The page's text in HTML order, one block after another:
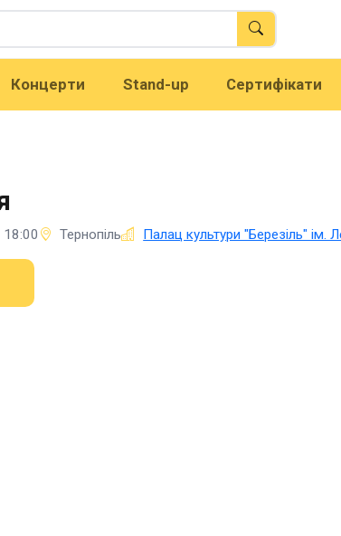
Концерти Stand-up Сертифікати
18:00 Тернопіль Палац культури "Березіль" ім.